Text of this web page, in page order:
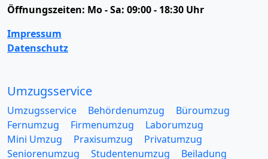
Öffnungszeiten: Mo - Sa: 09:00 - 18:30 Uhr
Impressum
Datenschutz
Umzugsservice
Umzugsservice Behördenumzug
Büroumzug
Fernumzug
Firmenumzug
Laborumzug
Mini Umzug
Praxisumzug
Privatumzug
Seniorenumzug
Studentenumzug
Beiladung